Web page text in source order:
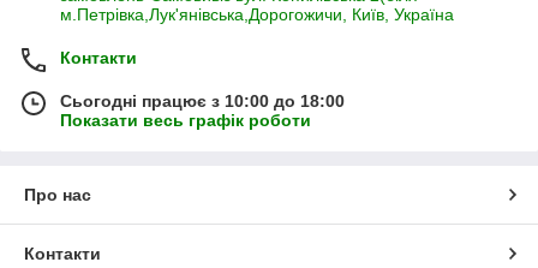
м.Петрівка,Лук'янівська,Дорогожичи, Київ, Україна
Контакти
Сьогодні працює з 10:00 до 18:00
Показати весь графік роботи
Про нас
Контакти